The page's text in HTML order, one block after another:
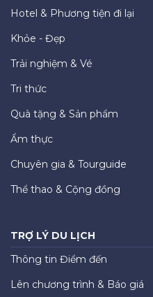
Hotel & Phương tiện đi lại
Khỏe - Đẹp
Trải nghiệm & Vé
Tri thức
Quà tặng & Sản phẩm
Ẩm thực
Chuyên gia & Tourguide
Thể thao & Cộng đồng
TRỢ LÝ DU LỊCH
Thông tin Điểm đến
Lên chương trình & Báo giá